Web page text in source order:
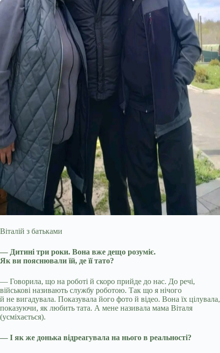
Віталій з батьками
— Дитині три роки. Вона вже дещо розуміє.
Як ви пояснювали їй, де її тато?
— Говорила, що на роботі й скоро прийде до нас. До речі,
військові називають службу роботою. Так що я нічого
й не вигадувала. Показувала його фото й відео. Вона їх цілувала,
показуючи, як любить тата. А мене називала мама Віталя
(усміхається).
— І як же донька відреагувала на нього в реальності?